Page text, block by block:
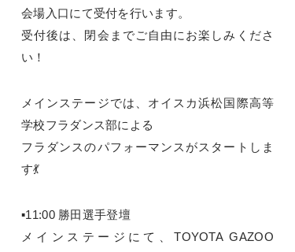
会場入口にて受付を行います。
受付後は、閉会までご自由にお楽しみくださ
い！
メインステージでは、オイスカ浜松国際高等
学校フラダンス部による
フラダンスのパフォーマンスがスタートしま
す💃
▪11:00 勝田選手登壇
メインステージにて、TOYOTA GAZOO